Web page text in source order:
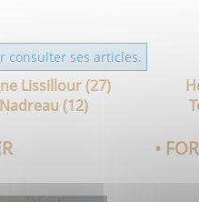
consulter ses articles.
Lissillour (27)
(12)
•